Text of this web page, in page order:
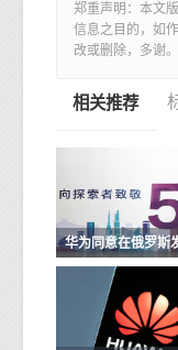
郑重声明：本文
信息之目的，如
改或删除，多谢。
相关推荐